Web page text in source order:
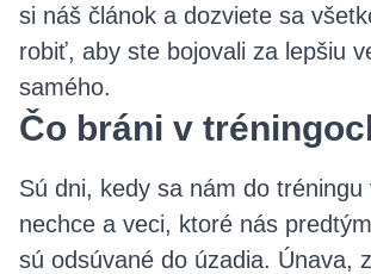
si náš článok a dozviete sa
robiť, aby ste bojovali za lepšiu
samého.
Čo bráni v
Sú dni, kedy sa nám do tréningu
nechce a veci, ktoré nás
sú odsúvané do úzadia. Únava,